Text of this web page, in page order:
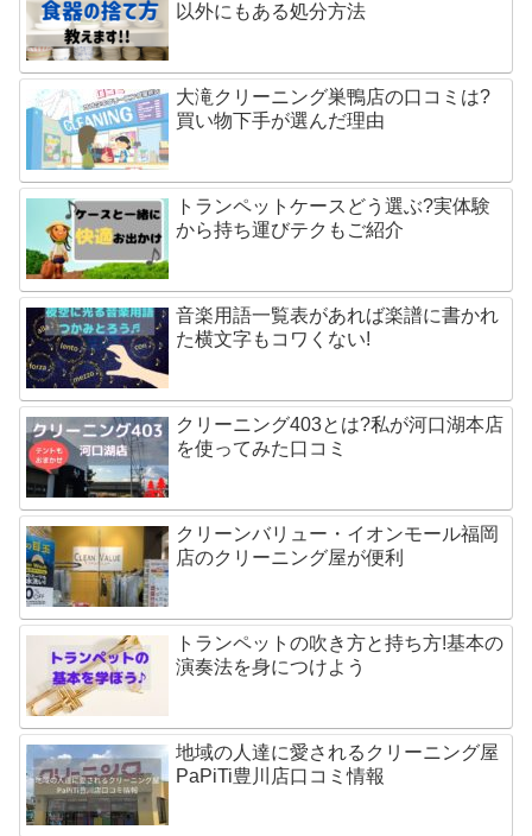
以外にもある処分方法
大滝クリーニング巣鴨店の口コミは?
買い物下手が選んだ理由
トランペットケースどう選ぶ?実体験
から持ち運びテクもご紹介
音楽用語一覧表があれば楽譜に書かれ
た横文字もコワくない!
クリーニング403とは?私が河口湖本店
を使ってみた口コミ
クリーンバリュー・イオンモール福岡
店のクリーニング屋が便利
トランペットの吹き方と持ち方!基本の
演奏法を身につけよう
地域の人達に愛されるクリーニング屋
PaPiTi豊川店口コミ情報